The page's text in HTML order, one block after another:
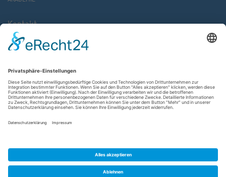
Kontakt
Atlantische Akademie Rheinland-Pfalz e.V.
67657 Kaiserslautern
FON 0631 36610-0
FAX 0631 36610-15
©2026 Atlantische Akademie Rheinland-Pfalz e. V. |
Datenschutzerklärung|AGB